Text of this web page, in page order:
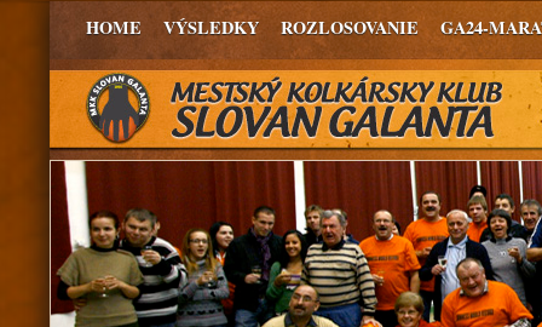
HOME VÝSLEDKY ROZLOSOVANIE GA24-